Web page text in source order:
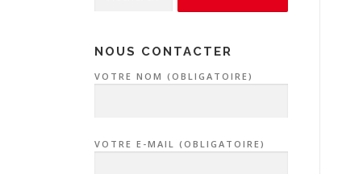
NOUS CONTACTER
VOTRE NOM (OBLIGATOIRE)
VOTRE E-MAIL (OBLIGATOIRE)